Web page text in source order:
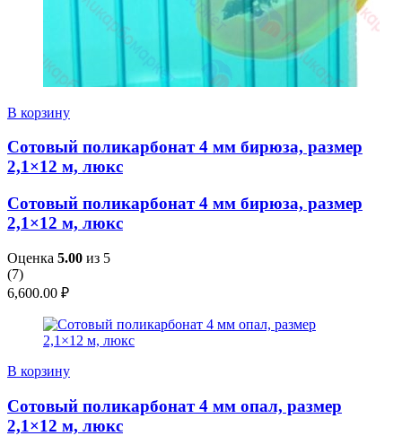
В корзину
Сотовый поликарбонат 4 мм бирюза, размер
2,1×12 м, люкс
Сотовый поликарбонат 4 мм бирюза, размер
2,1×12 м, люкс
Оценка 5.00 из 5
(7)
6,600.00 ₽
В корзину
Сотовый поликарбонат 4 мм опал, размер
2,1×12 м, люкс